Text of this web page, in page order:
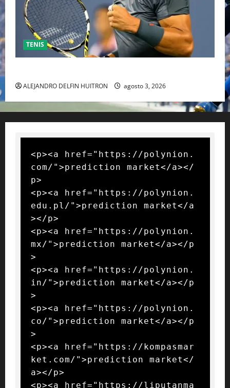
TENIS
ALEJANDRO DELFIN HUITRON agosto 3, 2026
<p><a href="https://polynion.
com/">prediction market</a></
p>
<p><a href="https://polynion.
edu.pl/">prediction market</a
></p>
<p><a href="https://polynion.
mx/">prediction market</a></p
>
<p><a href="https://polynion.
in/">prediction market</a></p
>
<p><a href="https://polynion.
co/">prediction market</a></p
>
<p><a href="https://kompasmar
ket.com/">prediction market</
a></p>
<p><a href="https://liputanma